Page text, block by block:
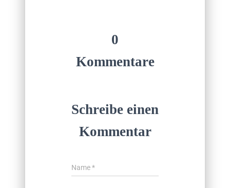
0
Kommentare
Schreibe einen
Kommentar
Name*